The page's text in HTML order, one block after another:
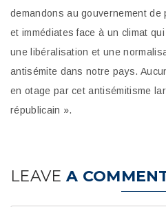
demandons au gouvernement
et immédiates face à un climat
une libéralisation et une
antisémite dans notre pays.
en otage par cet antisémitisme
républicain ».
LEAVE A